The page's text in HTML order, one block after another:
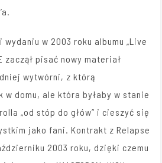
w 2003 roku albumu „Live
zaczął pisać nowy materiał
wytwórni, z którą
w domu, ale która byłaby w stanie
„od stóp do głów” i cieszyć się
jako fani. Kontrakt z Relapse
2003 roku, dzięki czemu